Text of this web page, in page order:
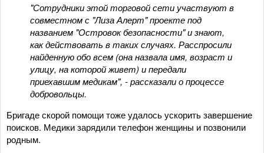
"Сотрудники этой торговой сети участвуют в
совместном с "Лиза Алерт" проекте под
названием "Островок безопасности" и знают,
как действовать в таких случаях. Расспросили
найденную обо всем (она назвала имя, возраст и
улицу, на которой живет) и передали
приехавшим медикам", - рассказали о процессе
добровольцы.
Бригаде скорой помощи тоже удалось ускорить завершение
поисков. Медики зарядили телефон женщины и позвонили
родным.